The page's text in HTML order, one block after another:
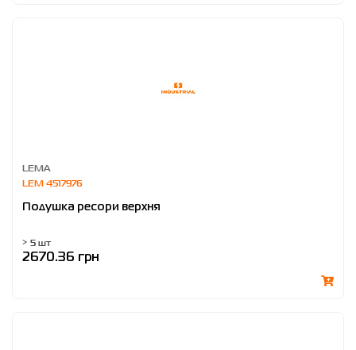
LEMA
LEM 4517976
Подушка ресори верхня
> 5 шт
2670.36 грн